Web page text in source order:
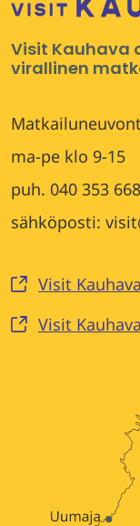
Visit Kauhava
virallinen
ma-pe klo 9-15
puh. 040 353
sähköposti:
Visit
Visit